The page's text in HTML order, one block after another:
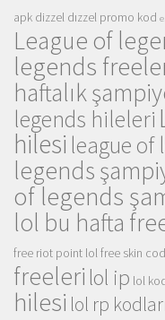
apk dizzel dızzel promo kod
League of
legends
haftalık
legends hileleri
hilesi league of
legends
of legends
lol bu hafta
free riot point lol free skin
freeleri lol ip lol
hilesi lol rp kodları